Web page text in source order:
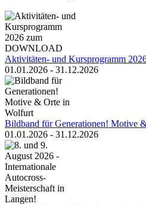
Aktivitäten- und Kursprogramm
01.01.2026 - 31.12.2026
Bildband für Generationen! Motive
01.01.2026 - 31.12.2026